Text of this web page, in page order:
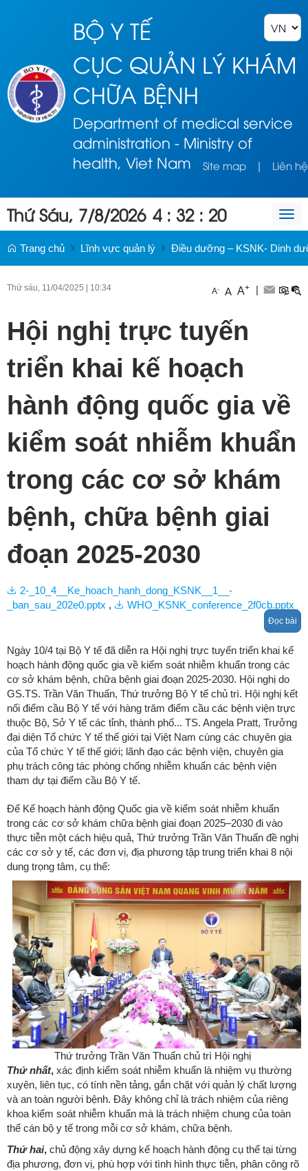
BỘ Y TẾ
CỤC QUẢN LÝ KHÁM
CHỮA BỆNH
Department of medical service
administration - Ministry of
health, Viet Nam
Site map | Liên hệ
Thứ Sáu, 7/8/2026 4 : 32 : 20
Trang chủ Lĩnh vực quản lý Điều dưỡng – KSNK- Dinh
Thứ sáu, 11/04/2025 10:34 A- A A+ |
Hội nghị trực tuyến
triển khai kế hoạch
hành động quốc gia về
kiểm soát nhiễm khuẩn
trong các cơ sở khám
bệnh, chữa bệnh giai
đoạn 2025-2030
2-_10_4__Ke_hoach_hanh_dong_KSNK__1__-
_ban_sau_202e0.pptx , WHO_KSNK_conference_2f0cb.pptx
Đọc bài
Ngày 10/4 tại Bộ Y tế đã diễn ra Hội nghị trực tuyến triển khai kế
hoạch hành động quốc gia về kiểm soát nhiễm khuẩn trong các
cơ sở khám bệnh, chữa bệnh giai đoạn 2025-2030. Hội nghị do
GS.TS. Trần Văn Thuấn, Thứ trưởng Bộ Y tế chủ trì. Hội nghị kết
nối điểm cầu Bộ Y tế với hàng trăm điểm cầu các bệnh viện trực
thuộc Bộ, Sở Y tế các tỉnh, thành phố... TS. Angela Pratt, Trưởng
đại diện Tổ chức Y tế thế giới tại Việt Nam cùng các chuyên gia
của Tổ chức Y tế thế giới; lãnh đạo các bệnh viện, chuyên gia
phụ trách công tác phòng chống nhiễm khuẩn các bệnh viện
tham dự tại điểm cầu Bộ Y tế.
Để Kế hoạch hành động Quốc gia về kiểm soát nhiễm khuẩn
trong các cơ sở khám chữa bệnh giai đoạn 2025–2030 đi vào
thực tiễn một cách hiệu quả, Thứ trưởng Trần Văn Thuấn đề nghị
các cơ sở y tế, các đơn vị, địa phương tập trung triển khai 8 nội
dung trọng tâm, cụ thể:
Thứ trưởng Trần Văn Thuấn chủ trì Hội nghị
Thứ nhất, xác định kiểm soát nhiễm khuẩn là nhiệm vụ thường
xuyên, liên tục, có tính nền tảng, gắn chặt với quản lý chất lượng
và an toàn người bệnh. Đây không chỉ là trách nhiệm của riêng
khoa kiểm soát nhiễm khuẩn mà là trách nhiệm chung của toàn
thể cán bộ y tế trong mỗi cơ sở khám, chữa bệnh.
Thứ hai, chủ động xây dựng kế hoạch hành động cụ thể tại từng
địa phương, đơn vị, phù hợp với tình hình thực tiễn, phân công rõ